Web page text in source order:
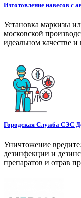
Изготовление навесов с
Установка маркизы
московской
идеальном качестве
Городская Служба СЭС
Уничтожение
дезинфекции и
препаратов и отрав